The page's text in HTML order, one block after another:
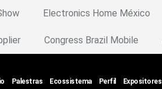
Electronics Home México
Congress Brazil Mobile
Palestras Ecossistema Perfil Expositores